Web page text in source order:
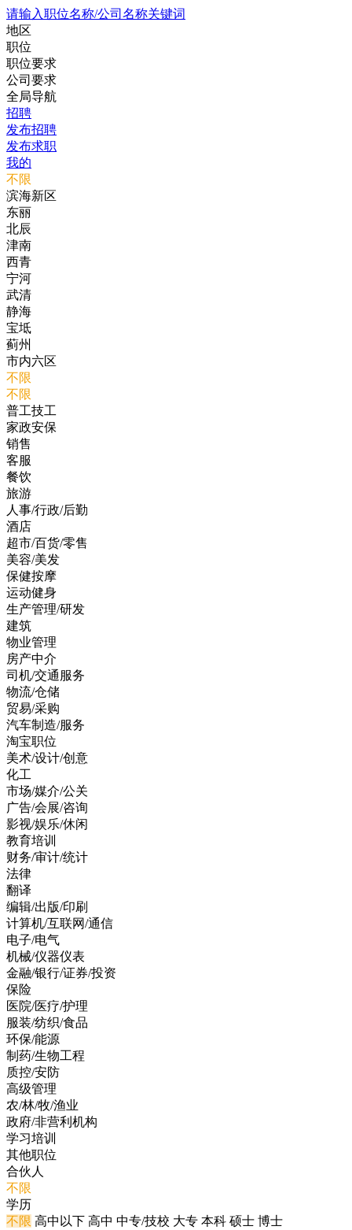
请输入职位名称/公司名称关键词
地区
职位
职位要求
公司要求
全局导航
招聘
发布招聘
发布求职
我的
不限
滨海新区
东丽
北辰
津南
西青
宁河
武清
静海
宝坻
蓟州
市内六区
不限
不限
普工技工
家政安保
销售
客服
餐饮
旅游
人事/行政/后勤
酒店
超市/百货/零售
美容/美发
保健按摩
运动健身
生产管理/研发
建筑
物业管理
房产中介
司机/交通服务
物流/仓储
贸易/采购
汽车制造/服务
淘宝职位
美术/设计/创意
化工
市场/媒介/公关
广告/会展/咨询
影视/娱乐/休闲
教育培训
财务/审计/统计
法律
翻译
编辑/出版/印刷
计算机/互联网/通信
电子/电气
机械/仪器仪表
金融/银行/证券/投资
保险
医院/医疗/护理
服装/纺织/食品
环保/能源
制药/生物工程
质控/安防
高级管理
农/林/牧/渔业
政府/非营利机构
学习培训
其他职位
合伙人
不限
学历
不限 高中以下 高中 中专/技校 大专 本科 硕士 博士